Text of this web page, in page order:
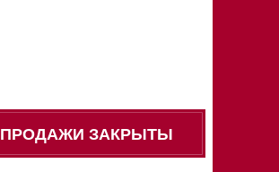
ПРОДАЖИ ЗАКРЫТЫ